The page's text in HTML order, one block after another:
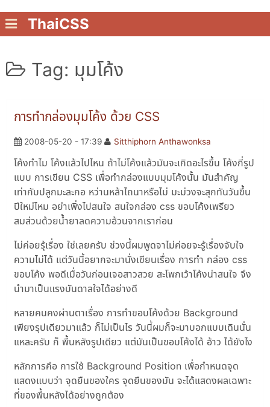
ThaiCSS
Tag: มุมโค้ง
การทำกล่องมุมโค้ง ด้วย CSS
2008-05-20 - 17:39 Sitthiphorn Anthawonksa
โค้งทำไม โค้งแล้วไปไหน ถ้าไม่โค้งแล้วมันจะเกิดอะไรขึ้น โค้งกี่รูป
แบบ การเขียน CSS เพื่อทำกล่องแบบมุมโค้งนั้น มันสำคัญ
เท่ากับปลูกมะละกอ หว่านหล้าไถนาหรือไม่ มะม่วงจะสุกทันวันขึ้น
ปีใหม่ไหม อย่าเพิ่งไปสนใจ สนใจกล่อง css ขอบโค้งเพรียว
สมส่วนด้วยน้ำยาลดความอ้วนจากเราก่อน
ไม่ค่อยรุ้เรื่อง ใช่เลยครับ ช่วงนี้ผมพูดจาไม่ค่อยจะรู้เรื่องจับใจ
ความไม่ได้ แต่วันนี้อยากจะมานั่งเขียนเรื่อง การทำ กล่อง css
ขอบโค้ง พอดีเมื่อวันก่อนเจอสาวสวย สะโพกเว้าโค้งน่าสนใจ จึง
นำมาเป็นแรงบันดาลใจได้อย่างดี
หลายคนคงผ่านตาเรื่อง การทำขอบโค้งด้วย Background
เพียงรุปเดียวมาแล้ว ก็ไม่เป็นไร วันนี้ผมก็จะมาบอกแบบเดินนั่น
แหละครับ ก็ พื้นหลังรูปเดียว แต่มันเป็นขอบโค้งได้ อ้าว ได้ยังไง
หลักการคือ การใช้ Background Position เพื่อกำหนดจุด
แสดงแบบว่า จุดยืนของใคร จุดยืนของมัน จะได้แสดงผลเฉพาะ
ที่ของพื้นหลังได้อย่างถูกต้อง